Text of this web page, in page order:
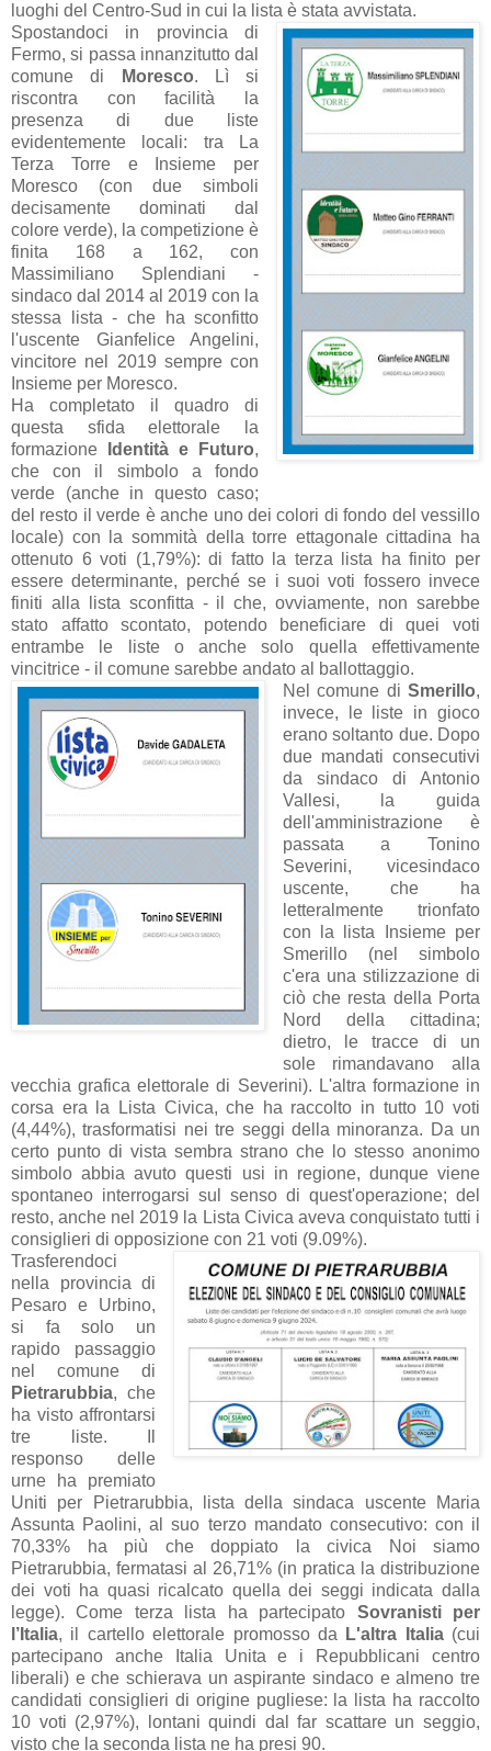
luoghi del Centro-Sud in cui la lista è stata avvistata.
Spostandoci in provincia di
Fermo, si passa innanzitutto dal
comune di
Moresco. Lì si
riscontra con facilità la
presenza di due liste
evidentemente locali: tra La
Terza Torre e Insieme per
Moresco (con due simboli
decisamente dominati dal
colore verde), la competizione è
finita 168 a 162, con
Massimiliano Splendiani -
sindaco dal 2014 al 2019 con la
stessa lista - che ha sconfitto
l'uscente Gianfelice Angelini,
vincitore nel 2019 sempre con
Insieme per Moresco.
Ha completato il quadro di
questa sfida elettorale la
formazione
Identità e Futuro,
che con il simbolo a fondo
verde (anche in questo caso;
del resto il verde è anche uno dei colori di fondo del vessillo
locale) con la sommità della torre ettagonale cittadina ha
ottenuto 6 voti (1,79%): di fatto la terza lista ha finito per
essere determinante, perché se i suoi voti fossero invece
finiti alla lista sconfitta - il che, ovviamente, non sarebbe
stato affatto scontato, potendo beneficiare di quei voti
entrambe le liste o anche solo quella effettivamente
vincitrice - il comune sarebbe andato al ballottaggio.
Nel comune di Smerillo,
invece, le liste in gioco
erano soltanto due. Dopo
due mandati consecutivi
da sindaco di Antonio
Vallesi, la guida
dell'amministrazione è
passata a Tonino
Severini, vicesindaco
uscente, che ha
letteralmente trionfato
con la lista Insieme per
Smerillo (nel simbolo
c'era una stilizzazione di
ciò che resta della Porta
Nord della cittadina;
dietro, le tracce di un
sole rimandavano alla
vecchia grafica elettorale di Severini). L'altra formazione in
corsa era la Lista Civica, che ha raccolto in tutto 10 voti
(4,44%), trasformatisi nei tre seggi della minoranza. Da un
certo punto di vista sembra strano che lo stesso anonimo
simbolo abbia avuto questi usi in regione, dunque viene
spontaneo interrogarsi sul senso di quest'operazione; del
resto, anche nel 2019 la Lista Civica aveva conquistato tutti i
consiglieri di opposizione con 21 voti (9.09%).
Trasferendoci
nella provincia di
Pesaro e Urbino,
si fa solo un
rapido passaggio
nel comune di
Pietrarubbia, che
ha visto affrontarsi
tre liste. Il
responso delle
urne ha premiato
Uniti per Pietrarubbia, lista della sindaca uscente Maria
Assunta Paolini, al suo terzo mandato consecutivo: con il
70,33% ha più che doppiato la civica Noi siamo
Pietrarubbia, fermatasi al 26,71% (in pratica la distribuzione
dei voti ha quasi ricalcato quella dei seggi indicata dalla
legge). Come terza lista ha partecipato Sovranisti per
l’Italia, il cartello elettorale promosso da L'altra Italia (cui
partecipano anche Italia Unita e i Repubblicani centro
liberali) e che schierava un aspirante sindaco e almeno tre
candidati consiglieri di origine pugliese: la lista ha raccolto
10 voti (2,97%), lontani quindi dal far scattare un seggio,
visto che la seconda lista ne ha presi 90.